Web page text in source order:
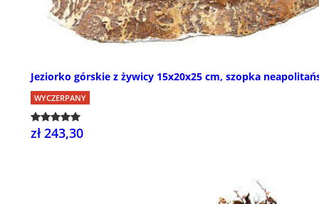
Jeziorko górskie z żywicy 15x20x25 cm, szopka
WYCZERPANY
zł 243,30